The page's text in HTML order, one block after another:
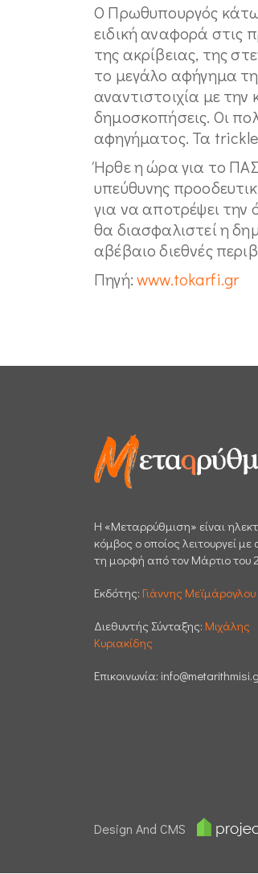
Ο Πρωθυπουργός
ειδική αναφορά στις
της ακρίβειας, της
το μεγάλο αφήγημα
αναντιστοιχία με
δημοσκοπήσεις. Οι
αφηγήματος. Τα
Ήρθε η ώρα για το
υπεύθυνης
για να αποτρέψει την
θα διασφαλιστεί η
αβέβαιο διεθνές
Πηγή:www.tokarfi.gr
H «Μεταρρύθμιση» είναι
κόμβος ο οποίος λειτουργεί με
τη μορφή από τον Μάρτιο του
Εκδότης: Γιάννης Μεϊμάρογλου
Διεθυντής Σύνταξης: Μιχάλης
Κυριακίδης
Επικοινωνία:
Design And CMS